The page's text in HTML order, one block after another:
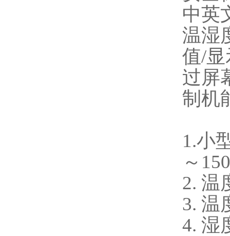
中英
温湿
值/
过屏
制机
1.小
～
2. 温
3. 温
4. 湿